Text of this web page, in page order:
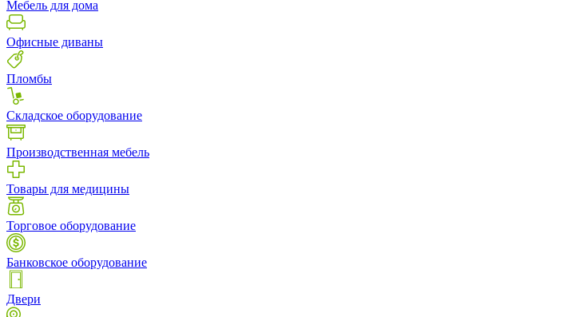
Мебель для дома
Офисные диваны
Пломбы
Складское оборудование
Производственная мебель
Товары для медицины
Торговое оборудование
Банковское оборудование
Двери